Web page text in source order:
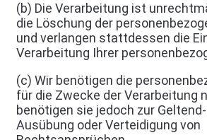
(b) Die Verarbeitung ist
die Löschung der
und verlangen stattdessen die
Verarbeitung Ihrer
(c) Wir benötigen die
für die Zwecke der Verarbeitung
benötigen sie jedoch zur
Ausübung oder Verteidigung von